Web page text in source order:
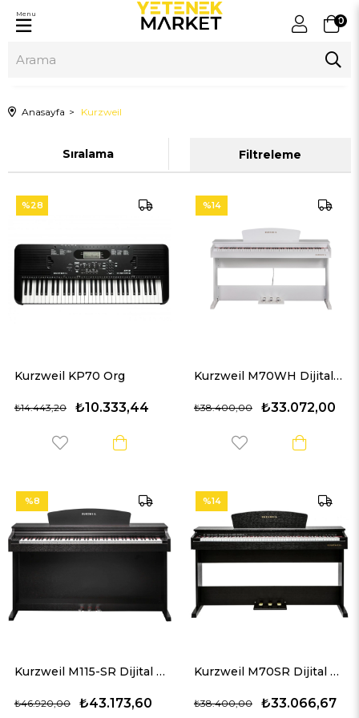
0
Menu
Anasayfa Kurzweil
Filtreleme
Sıralama
Kurzweil KP70 Org
₺10.333,44
₺14.443,20
%28
Kurzweil M70WH Dijital Piyano (Beyaz)
₺33.072,00
₺38.400,00
%14
Kurzweil M115-SR Dijital Piyano (Kahverengi)
₺43.173,60
₺46.920,00
%8
Kurzweil M70SR Dijital Piyano (Gülağacı)
₺33.066,67
₺38.400,00
%14